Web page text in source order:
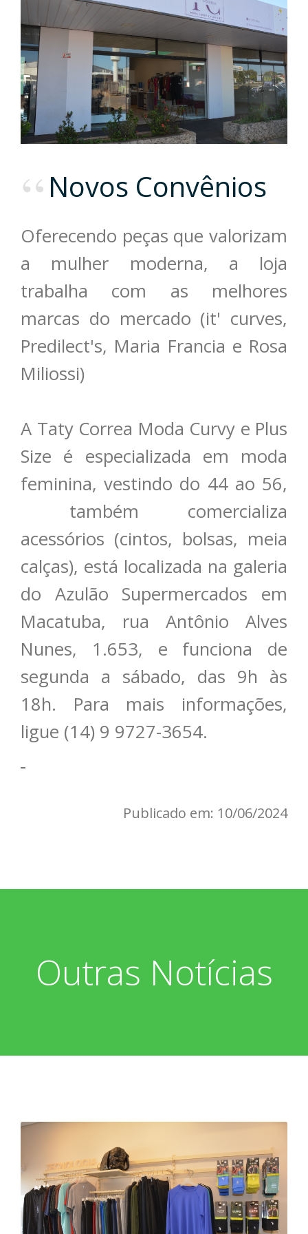
Novos Convênios
Oferecendo peças que valorizam
a mulher moderna, a loja
trabalha com as melhores
marcas do mercado (it' curves,
Predilect's, Maria Francia e Rosa
Miliossi)
A Taty Correa Moda Curvy e Plus
Size é especializada em moda
feminina, vestindo do 44 ao 56,
também comercializa
acessórios (cintos, bolsas, meia
calças), está localizada na galeria
do Azulão Supermercados em
Macatuba, rua Antônio Alves
Nunes, 1.653, e funciona de
segunda a sábado, das 9h às
18h. Para mais informações,
ligue (14) 9 9727-3654.
Publicado em: 10/06/2024
Outras Notícias